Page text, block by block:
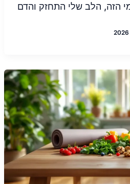
הזה, הלב שלי התחזק והדם